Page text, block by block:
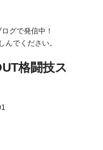
グで発信中！
んでください。
格闘技ス